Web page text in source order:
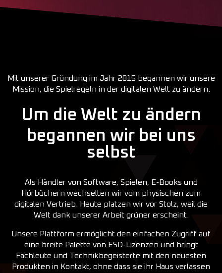
Mit unserer Gründung im Jahr 2015 begannen wir unsere
Mission, die Spielregeln in der digitalen Welt zu ändern.
Um die Welt zu ändern
begannen wir bei uns
selbst
Als Händler von Software, Spielen, E-Books und
Hörbüchern wechselten wir vom physischen zum
digitalen Vertrieb. Heute platzen wir vor Stolz, weil die
Welt dank unserer Arbeit grüner erscheint.
Unsere Plattform ermöglicht den einfachen Zugriff auf
eine breite Palette von ESD-Lizenzen und bringt
Fachleute und Technikbegeisterte mit den neuesten
Produkten in Kontakt, ohne dass sie ihr Haus verlassen